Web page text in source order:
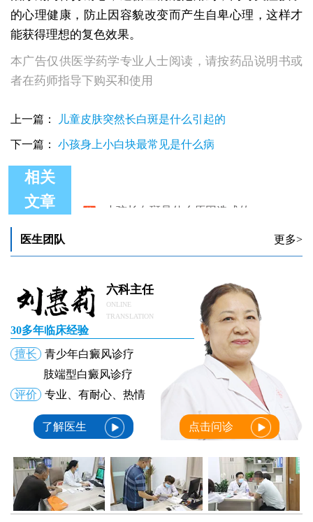
的心理健康，防止因容貌改变而产生自卑心理，这样才
能获得理想的复色效果。
本广告仅供医学药学专业人士阅读，请按药品说明书或
者在药师指导下购买和使用
上一篇： 儿童皮肤突然长白斑是什么引起的
下一篇： 小孩身上小白块最常见是什么病
相关
文章
肚皮上有白斑图片 小孩长白斑的原因
医生团队 更多>
六科主任
ONLINE
TRANSLATION
30多年临床经验
擅长
青少年白癜风诊疗
肢端型白癜风诊疗
评价
专业、有耐心、热情
了解医生 点击问诊